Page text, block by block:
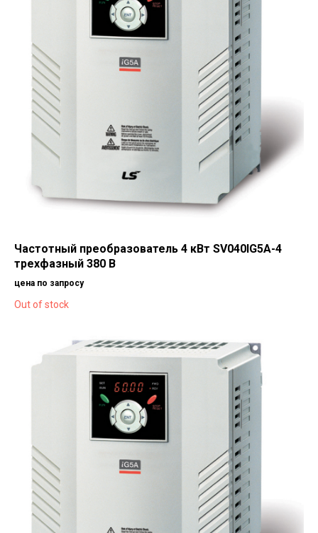
Частотный преобразователь 4 кВт SV040IG5A-4
трехфазный 380 В
цена по запросу
Out of stock